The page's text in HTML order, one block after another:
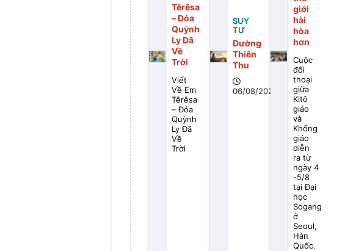
Têrêsa
– Đóa
Quỳnh
Ly Đã
Về
Trời
Viết
Về Em
Têrêsa
– Đóa
Quỳnh
Ly Đã
Về
Trời
SUY
TƯ
Đường
Thiên
Thu
06/08/2026
giới
hài
hòa
hơn
Cuộc
đối
thoại
giữa
Kitô
giáo
và
Khổng
giáo
diễn
ra từ
ngày 4
-5/8
tại Đại
học
Sogang
ở
Seoul,
Hàn
Quốc.